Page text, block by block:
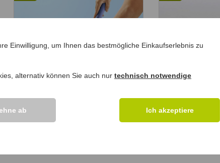
Zehenwascher
Einwilligung, um Ihnen das bestmögliche Einkaufserlebnis zu
alternativ können Sie auch nur technisch notwendige
ab Ich akzeptiere